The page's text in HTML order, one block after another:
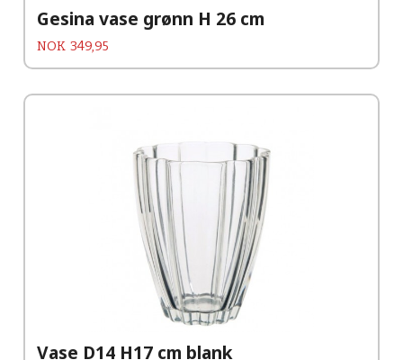
Gesina vase grønn H 26 cm
Pris
NOK 349,95
Vase D14 H17 cm blank